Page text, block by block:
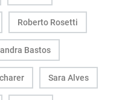
Roberto Rosetti
Bastos
Sara Alves